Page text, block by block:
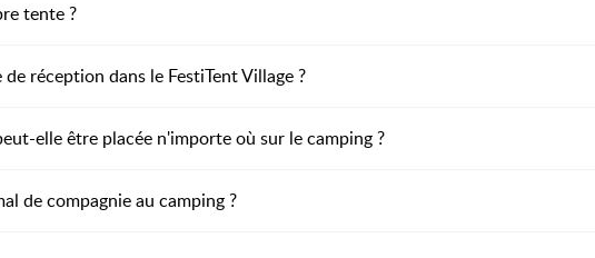
tente ?
réception dans le FestiTent Village ?
elle être placée n'importe où sur le camping ?
de compagnie au camping ?